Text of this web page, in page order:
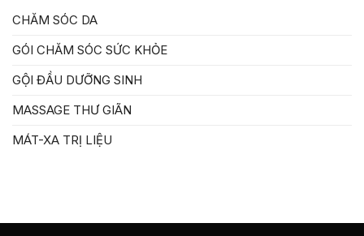
CHĂM SÓC DA
GÓI CHĂM SÓC SỨC KHỎE
GỘI ĐẦU DƯỠNG SINH
MASSAGE THƯ GIÃN
MÁT-XA TRỊ LIỆU